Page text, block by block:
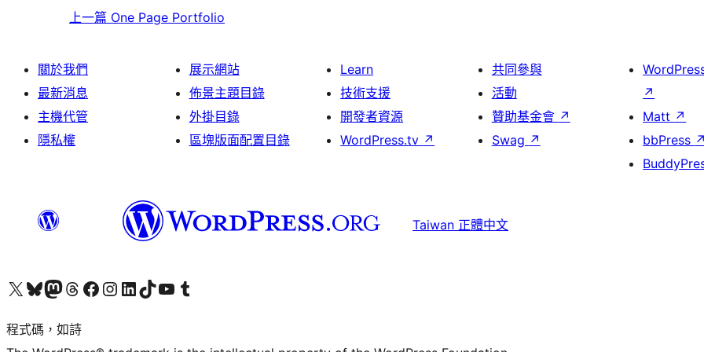
上一篇 One Page Portfolio
關於我們
最新消息
主機代管
隱私權
展示網站
佈景主題目錄
外掛目錄
區塊版面配置目錄
Learn
技術支援
開發者資源
WordPress.tv ↗
共同參與
活動
贊助基金會 ↗
Swag ↗
↗
Matt ↗
bbPress ↗
Taiwan 正體中文
查看我們的 X (之前的 Twitter) 帳號造訪我們的 Bluesky 帳號造訪我們的 Mastodon 帳號造訪我們的 Threads 帳號 造訪我們的 Facebook 粉絲專頁Visit our Instagram account
Visit our LinkedIn account
造訪我們的 TikTok 帳號Visit our YouTube channel
造訪我們的 Tumblr 帳號
程式碼，如詩